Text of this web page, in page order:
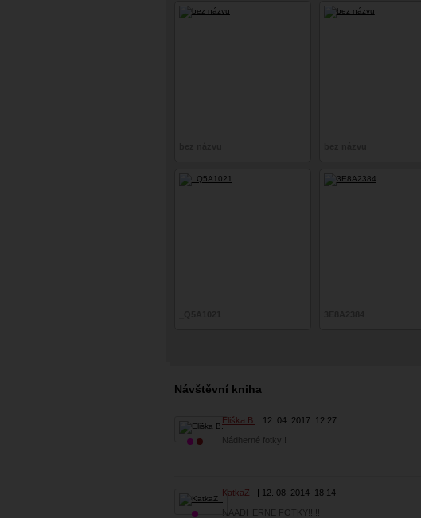
Návštěvní kniha
Eliška B. 12. 04. 2017 12:27
Nádherné fotky!!
KatkaZ_ 12. 08. 2014 18:14
NAADHERNE FOTKY!!!!!